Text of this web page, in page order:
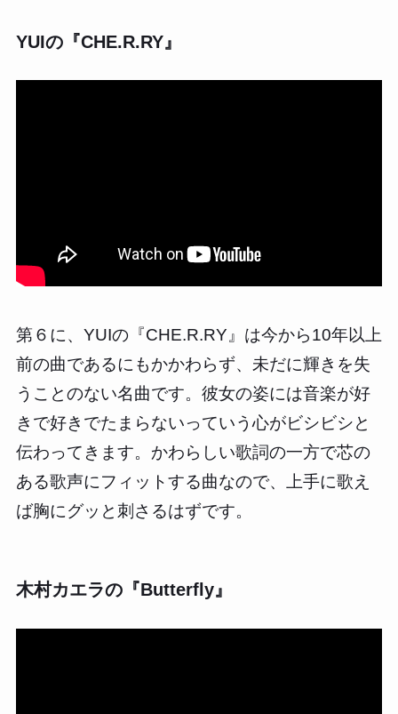
YUIの『CHE.R.RY』
第６に、YUIの『CHE.R.RY』は今から10年以上
前の曲であるにもかかわらず、未だに輝きを失
うことのない名曲です。彼女の姿には音楽が好
きで好きでたまらないっていう心がビシビシと
伝わってきます。かわらしい歌詞の一方で芯の
ある歌声にフィットする曲なので、上手に歌え
ば胸にグッと刺さるはずです。
木村カエラの『Butterfly』